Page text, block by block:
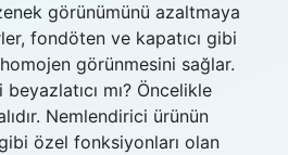
görünümünü azaltmaya
fondöten ve kapatıcı gibi
görünmesini sağlar.
mı? Öncelikle
Nemlendirici ürünün
gibi özel fonksiyonları olan